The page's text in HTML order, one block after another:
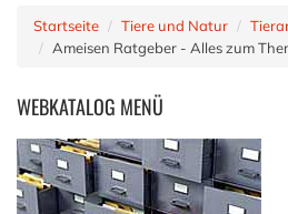
Startseite Tiere und Natur
Ameisen Ratgeber - Alles zum
WEBKATALOG MENÜ